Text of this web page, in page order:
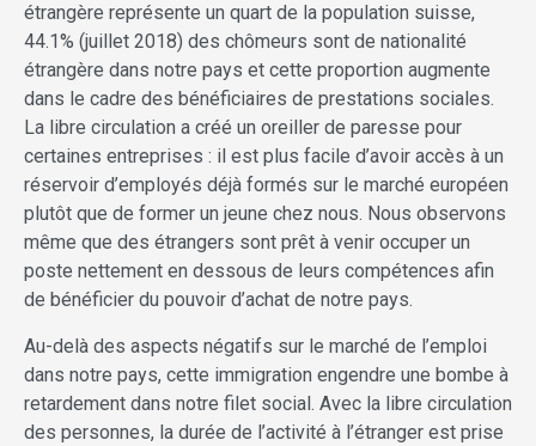
étrangère représente un quart de la population suisse,
44.1% (juillet 2018) des chômeurs sont de nationalité
étrangère dans notre pays et cette proportion augmente
dans le cadre des bénéficiaires de prestations sociales.
La libre circulation a créé un oreiller de paresse pour
certaines entreprises : il est plus facile d’avoir accès à un
réservoir d’employés déjà formés sur le marché européen
plutôt que de former un jeune chez nous. Nous observons
même que des étrangers sont prêt à venir occuper un
poste nettement en dessous de leurs compétences afin
de bénéficier du pouvoir d’achat de notre pays.
Au-delà des aspects négatifs sur le marché de l’emploi
dans notre pays, cette immigration engendre une bombe à
retardement dans notre filet social. Avec la libre circulation
des personnes, la durée de l’activité à l’étranger est prise